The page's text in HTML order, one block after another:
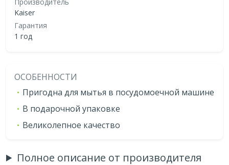
Kaiser
Гарантия
1 год
ОСОБЕННОСТИ
Пригодна для мытья в посудомоечной машине
В подарочной упаковке
Великолепное качество
Полное описание от производителя